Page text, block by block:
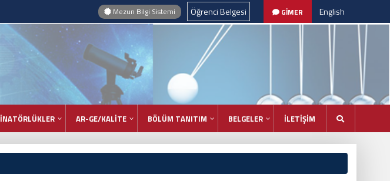
Öğrenci Belgesi
Mezun Bilgi Sistemi GİMER English
AR-GE/KALİTE BÖLÜM TANITIM BELGELER İLETİŞİM